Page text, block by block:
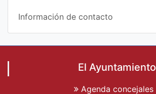
Información de contacto
El Ayuntamiento
Agenda concejales